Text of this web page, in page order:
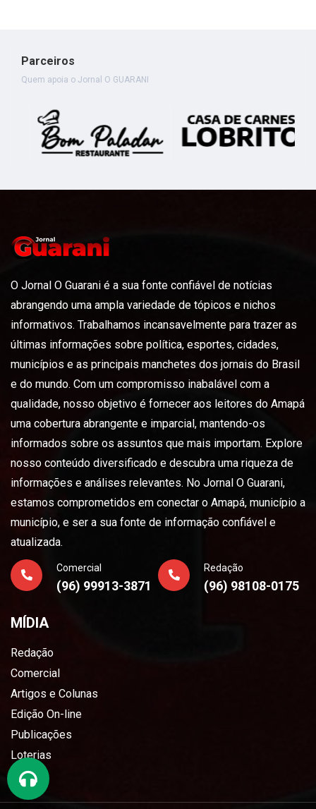
Parceiros
Quem apoia o Jornal O GUARANI
O Jornal O Guarani é a sua fonte confiável de notícias
abrangendo uma ampla variedade de tópicos e nichos
informativos. Trabalhamos incansavelmente para trazer as
últimas informações sobre política, esportes, cidades,
municípios e as principais manchetes dos jornais do Brasil
e do mundo. Com um compromisso inabalável com a
qualidade, nosso objetivo é fornecer aos leitores do Amapá
uma cobertura abrangente e imparcial, mantendo-os
informados sobre os assuntos que mais importam. Explore
nosso conteúdo diversificado e descubra uma riqueza de
informações e análises relevantes. No Jornal O Guarani,
estamos comprometidos em conectar o Amapá, município a
município, e ser a sua fonte de informação confiável e
atualizada.
Comercial
(96) 99913-3871
Redação
(96) 98108-0175
MÍDIA
Redação
Comercial
Artigos e Colunas
Edição On-line
Publicações
Loterias